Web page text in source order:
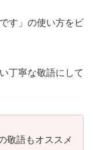
す」の使い方をビ
丁寧な敬語にして
敬語もオススメ